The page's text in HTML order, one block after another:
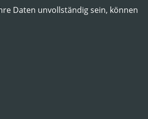
Daten unvollständig sein, können